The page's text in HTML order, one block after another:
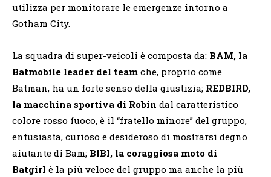
utilizza per monitorare le emergenze intorno a
Gotham City.
La squadra di super-veicoli è composta da: BAM, la
Batmobile leader del team che, proprio come
Batman, ha un forte senso della giustizia; REDBIRD,
la macchina sportiva di Robin dal caratteristico
colore rosso fuoco, è il “fratello minore” del gruppo,
entusiasta, curioso e desideroso di mostrarsi degno
aiutante di Bam; BIBI, la coraggiosa moto di
Batgirl è la più veloce del gruppo ma anche la più